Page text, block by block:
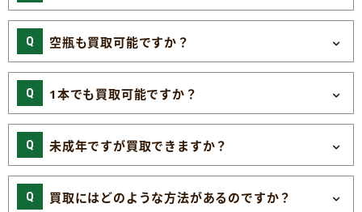
空瓶も買取可能ですか？
1本でも買取可能ですか？
未成年ですが買取できますか？
買取にはどのような方法があるのですか？